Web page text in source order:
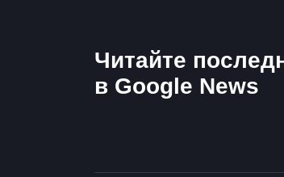
Читайте
в Google News